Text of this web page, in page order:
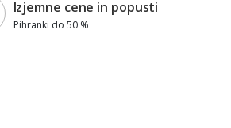
Izjemne cene in popusti
Pihranki do 50 %